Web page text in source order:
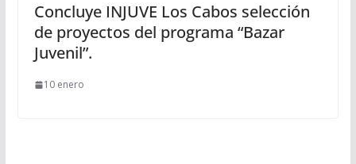
Concluye INJUVE Los Cabos selección
de proyectos del programa “Bazar
Juvenil”.
10 enero